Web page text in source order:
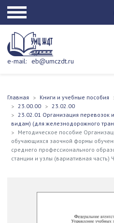
e-mail: eb@umczdt.ru
Главная Книги и учебные пособия
23.00.00
23.02.00
23.02.01 Организация перевозок
видам) (для железнодорожного
Методическое пособие
обучающихся заочной формы
среднего профессионального
станции и узлы (вариативная часть)